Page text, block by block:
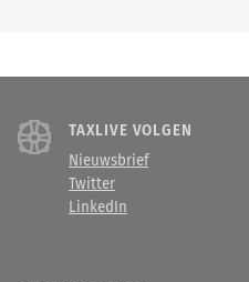
TAXLIVE VOLGEN
Nieuwsbrief
Twitter
LinkedIn